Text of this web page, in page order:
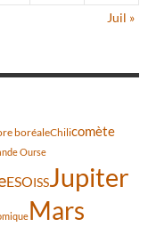
Juil »
boréaleChilicomète
Ourse
ESOISSJupiter
Mars